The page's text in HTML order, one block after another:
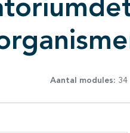
Aantal modules: 34